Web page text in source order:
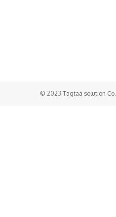
© 2023 Tagtaa solution